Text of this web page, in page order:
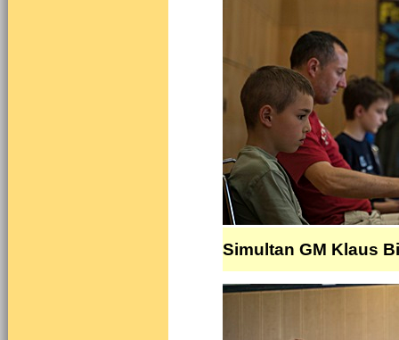
Simultan GM Klaus